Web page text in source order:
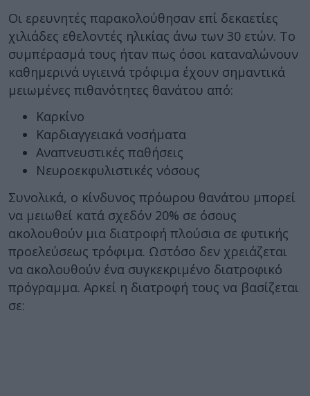
Οι ερευνητές παρακολούθησαν επί δεκαετίες
χιλιάδες εθελοντές ηλικίας άνω των 30 ετών. Το
συμπέρασμά τους ήταν πως όσοι καταναλώνουν
καθημερινά υγιεινά τρόφιμα έχουν σημαντικά
μειωμένες πιθανότητες θανάτου από:
Καρκίνο
Καρδιαγγειακά νοσήματα
Αναπνευστικές παθήσεις
Νευροεκφυλιστικές νόσους
Συνολικά, ο κίνδυνος πρόωρου θανάτου μπορεί
να μειωθεί κατά σχεδόν 20% σε όσους
ακολουθούν μια διατροφή πλούσια σε φυτικής
προελεύσεως τρόφιμα. Ωστόσο δεν χρειάζεται
να ακολουθούν ένα συγκεκριμένο διατροφικό
πρόγραμμα. Αρκεί η διατροφή τους να βασίζεται
σε: